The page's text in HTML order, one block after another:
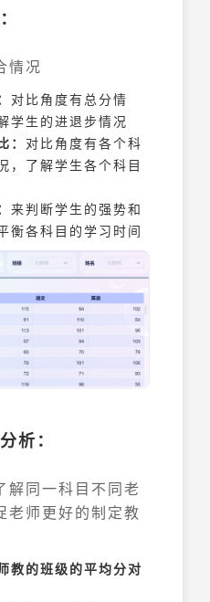
情况
对比角度有总分情
学生的进退步情况
对比角度有各个科
，了解学生各个科目
来判断学生的强势和
衡各科目的学习时间
析：
解同一科目不同老
老师更好的制定教
教的班级的平均分对